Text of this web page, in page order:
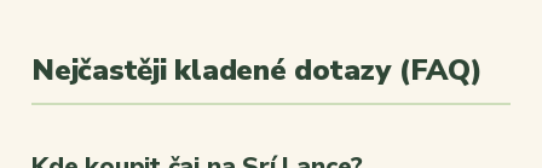
Nejčastěji kladené dotazy (FAQ)